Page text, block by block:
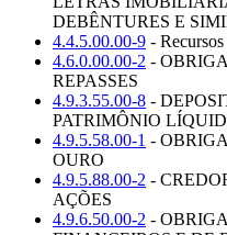
DEBÊNTURES E
4.4.5.00.00-9 -
4.6.0.00.00-2 -
REPASSES
4.9.3.55.00-8 -
PATRIMÔNIO
4.9.5.58.00-1 -
OURO
4.9.5.88.00-2 -
AÇÕES
4.9.6.50.00-2 -